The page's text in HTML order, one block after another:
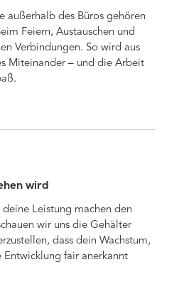
außerhalb des Büros gehören
Feiern, Austauschen und
Verbindungen. So wird aus
Miteinander – und die Arbeit
wird
Leistung machen den
wir uns die Gehälter
dass dein Wachstum,
fair anerkannt